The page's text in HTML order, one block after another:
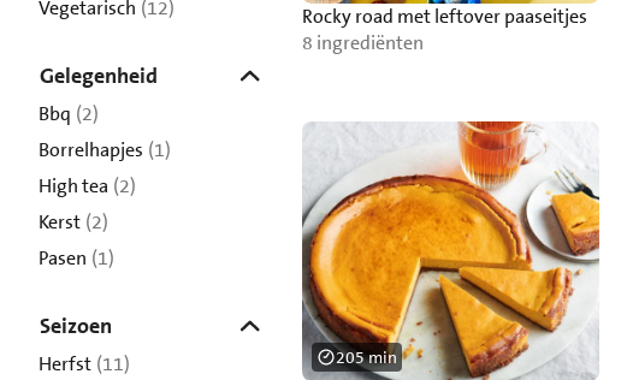
Vegetarisch (12)
Gelegenheid
Bbq (2)
Borrelhapjes (1)
High tea (2)
Kerst (2)
Pasen (1)
Seizoen
Herfst (11)
Rocky road met leftover paaseitjes
8 ingrediënten
205 min